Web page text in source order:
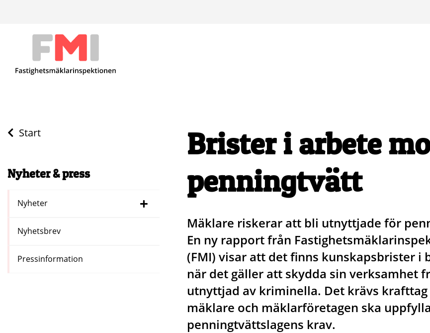
Start
Nyheter & press
Nyheter
Nyhetsbrev
Pressinformation
Brister i arbete
penningtvätt
Mäklare riskerar att bli utnyttjade för
En ny rapport från
(FMI) visar att det finns kunskapsbrister i
när det gäller att skydda sin verksamhet
utnyttjad av kriminella. Det krävs
mäklare och mäklarföretagen ska uppfylla
penningtvättslagens krav.